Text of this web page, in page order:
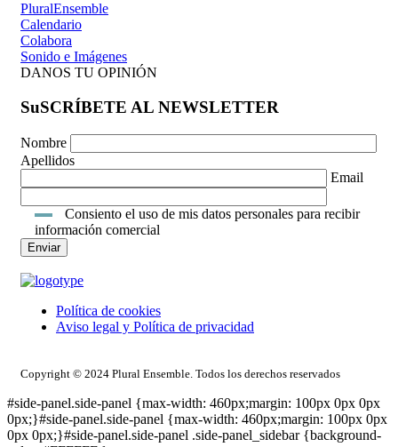
PluralEnsemble
Calendario
Colabora
Sonido e Imágenes
DANOS TU OPINIÓN
SuSCRÍBETE AL NEWSLETTER
Nombre
Apellidos
Email
Consiento el uso de mis datos personales para recibir
información comercial
Política de cookies
Aviso legal y Política de privacidad
Copyright © 2024 Plural Ensemble. Todos los derechos reservados
#side-panel.side-panel {max-width: 460px;margin: 100px 0px 0px
0px;}#side-panel.side-panel {max-width: 460px;margin: 100px 0px
0px 0px;}#side-panel.side-panel .side-panel_sidebar {background-